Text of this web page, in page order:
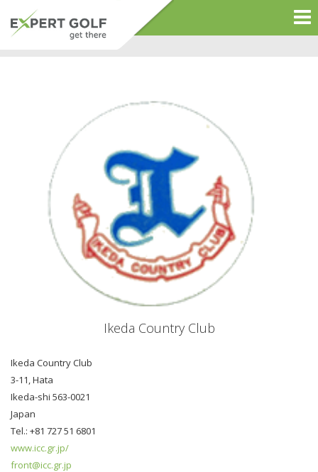
Ikeda Country Club
Ikeda Country Club
3-11, Hata
Ikeda-shi 563-0021
Japan
Tel.: +81 727 51 6801
www.icc.gr.jp/
front@icc.gr.jp